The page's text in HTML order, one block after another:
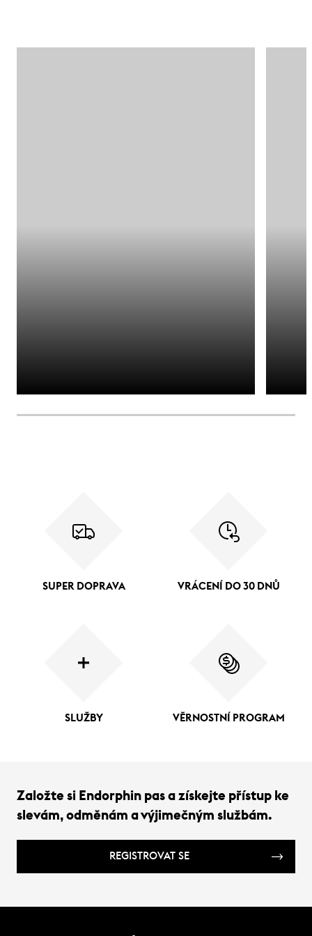
SUPER DOPRAVA VRÁCENÍ DO 30 DNŮ
SLUŽBY VĚRNOSTNÍ PROGRAM
Založte si Endorphin pas a získejte přístup ke
slevám, odměnám a výjimečným službám.
REGISTROVAT SE